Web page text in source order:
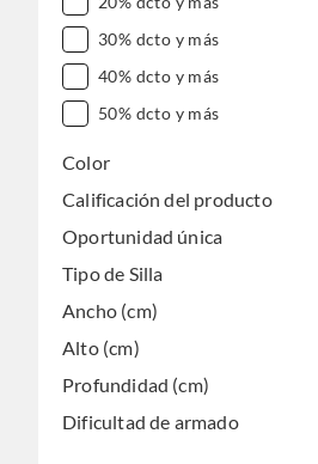
30% dcto y más
40% dcto y más
50% dcto y más
Color
Calificación del producto
Oportunidad única
Tipo de Silla
Ancho (cm)
Alto (cm)
Profundidad (cm)
Dificultad de armado